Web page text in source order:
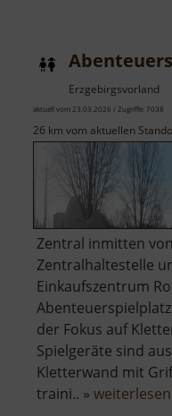
Erzgebirgsvorland
aktuell vom 23.03.2026 / Zugriffe: 7038
26 km vom aktuellen
Zentral inmitten
Zentralhaltestelle
Einkaufszentrum
der Fokus auf
Spielgeräte sind
Kletterwand mit
traini.. » weiterlesen